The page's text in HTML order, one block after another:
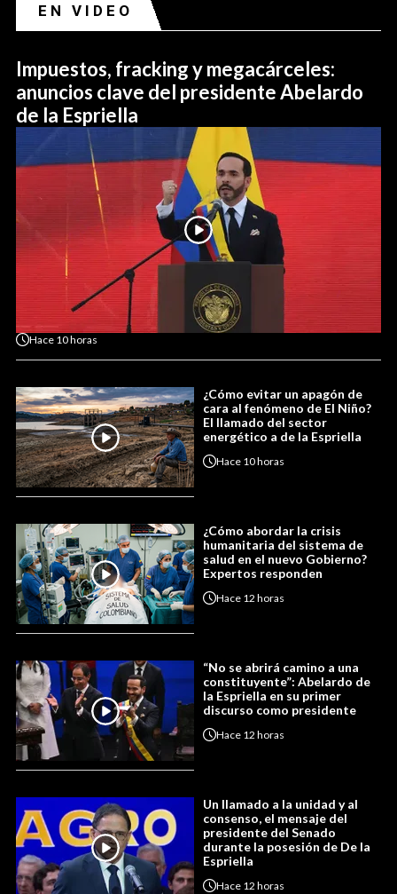
EN VIDEO
Impuestos, fracking y megacárceles:
anuncios clave del presidente Abelardo
de la Espriella
Hace 10 horas
¿Cómo evitar un apagón de
cara al fenómeno de El Niño?
El llamado del sector
energético a de la Espriella
Hace 10 horas
¿Cómo abordar la crisis
humanitaria del sistema de
salud en el nuevo Gobierno?
Expertos responden
Hace 12 horas
“No se abrirá camino a una
constituyente”: Abelardo de
la Espriella en su primer
discurso como presidente
Hace 12 horas
Un llamado a la unidad y al
consenso, el mensaje del
presidente del Senado
durante la posesión de De la
Espriella
Hace 12 horas